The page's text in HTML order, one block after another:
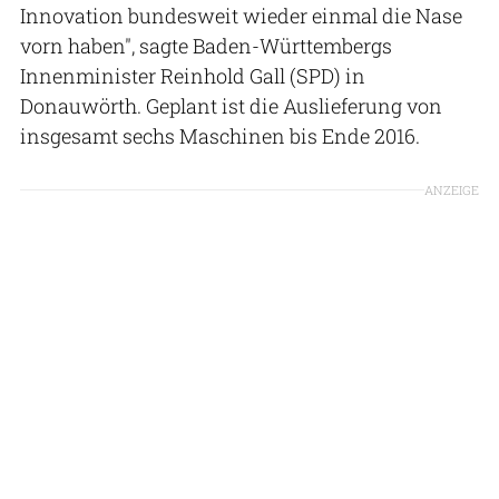
Innovation bundesweit wieder einmal die Nase
vorn haben", sagte Baden-Württembergs
Innenminister Reinhold Gall (SPD) in
Donauwörth. Geplant ist die Auslieferung von
insgesamt sechs Maschinen bis Ende 2016.
ANZEIGE